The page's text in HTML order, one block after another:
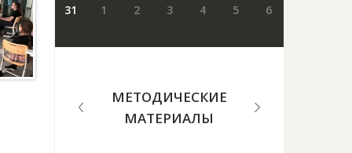
31 1 2 3 4 5 6
МЕТОДИЧЕСКИЕ
МАТЕРИАЛЫ